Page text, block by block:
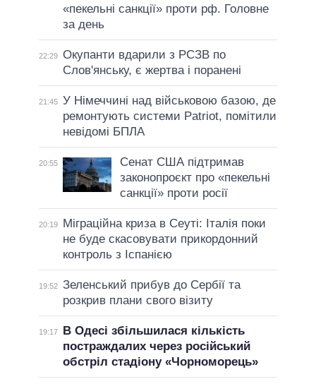
«пекельні санкції» проти рф. Головне
за день
22:29 Окупанти вдарили з РСЗВ по
Слов'янську, є жертва і поранені
21:45 У Німеччині над військовою базою, де
ремонтують системи Patriot, помітили
невідомі БПЛА
20:55
Сенат США підтримав
законопроєкт про «пекельні
санкції» проти росії
20:19
Міграційна криза в Сеуті: Італія поки
не буде скасовувати прикордонний
контроль з Іспанією
19:52 Зеленський прибув до Сербії та
розкрив плани свого візиту
19:17
В Одесі збільшилася кількість
постраждалих через російський
обстріл стадіону «Чорноморець»